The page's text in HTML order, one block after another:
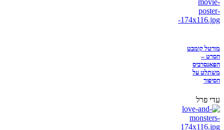
מורטל קומבט
הסרט –
הפאנסרביס
משתלט על
הסיפור
עדי פרל